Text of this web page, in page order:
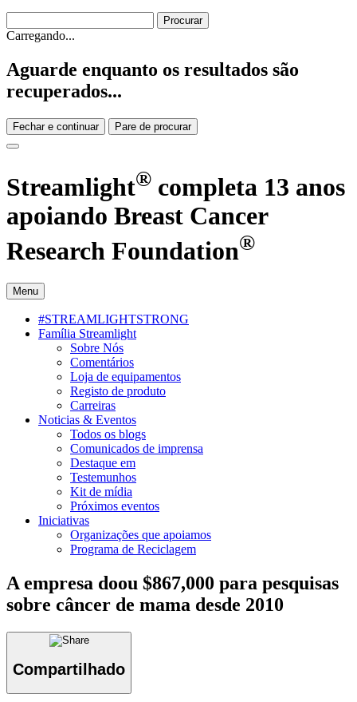
Carregando...
Aguarde enquanto os resultados são
recuperados...
Fechar e continuar Pare de procurar
Streamlight® completa 13 anos
apoiando Breast Cancer
Research Foundation®
Menu
#STREAMLIGHTSTRONG
Família Streamlight
Sobre Nós
Comentários
Loja de equipamentos
Registo de produto
Carreiras
Noticias & Eventos
Todos os blogs
Comunicados de imprensa
Destaque em
Testemunhos
Kit de mídia
Próximos eventos
Iniciativas
Organizações que apoiamos
Programa de Reciclagem
A empresa doou $867,000 para pesquisas
sobre câncer de mama desde 2010
Compartilhado